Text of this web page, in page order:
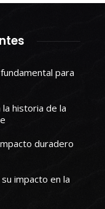
para
historia de la
duradero
impacto en la